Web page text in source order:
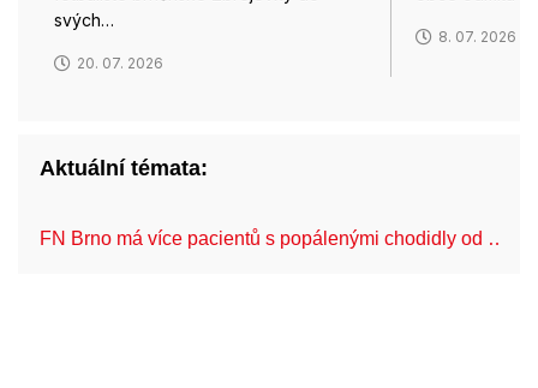
svých…
20. 07. 2026
8. 07. 2026
Aktuální témata:
FN Brno má více pacientů s popálenými chodidly od …